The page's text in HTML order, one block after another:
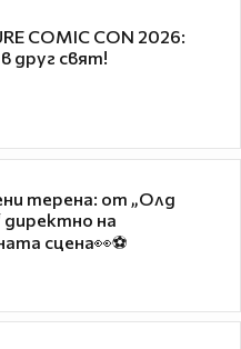
COMIC CON 2026:
друг свят!
терена: от „Олд
на
сцена👀⚽